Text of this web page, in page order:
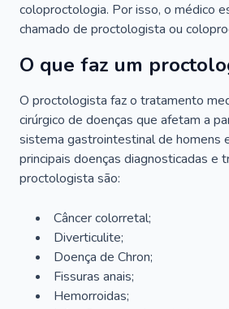
coloproctologia. Por isso, o médico
chamado de proctologista ou
O que faz um
O proctologista faz o tratamento
cirúrgico de doenças que afetam a
sistema gastrointestinal de homens
principais doenças diagnosticadas e
proctologista são:
Câncer colorretal;
Diverticulite;
Doença de Chron;
Fissuras anais;
Hemorroidas;